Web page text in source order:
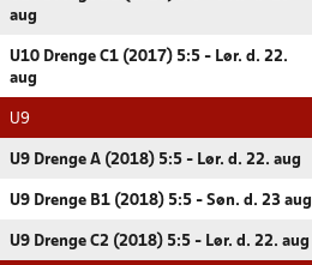
aug
U10 Drenge C1 (2017) 5:5 - Lør. d. 22.
aug
U9
U9 Drenge A (2018) 5:5 - Lør. d. 22. aug
U9 Drenge B1 (2018) 5:5 - Søn. d. 23 aug
U9 Drenge C2 (2018) 5:5 - Lør. d. 22. aug